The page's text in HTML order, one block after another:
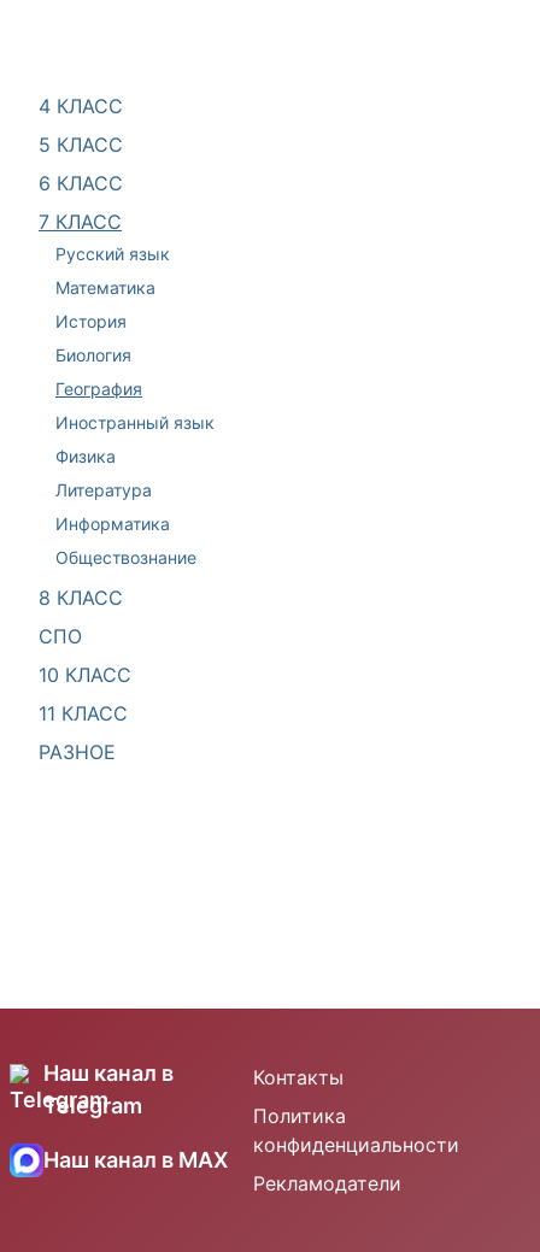
4 КЛАСС
5 КЛАСС
6 КЛАСС
7 КЛАСС
Русский язык
Математика
История
Биология
География
Иностранный язык
Физика
Литература
Информатика
Обществознание
8 КЛАСС
СПО
10 КЛАСС
11 КЛАСС
РАЗНОЕ
Наш канал в
Telegram
Наш канал в MAX
Контакты
Политика
конфиденциальности
Рекламодатели